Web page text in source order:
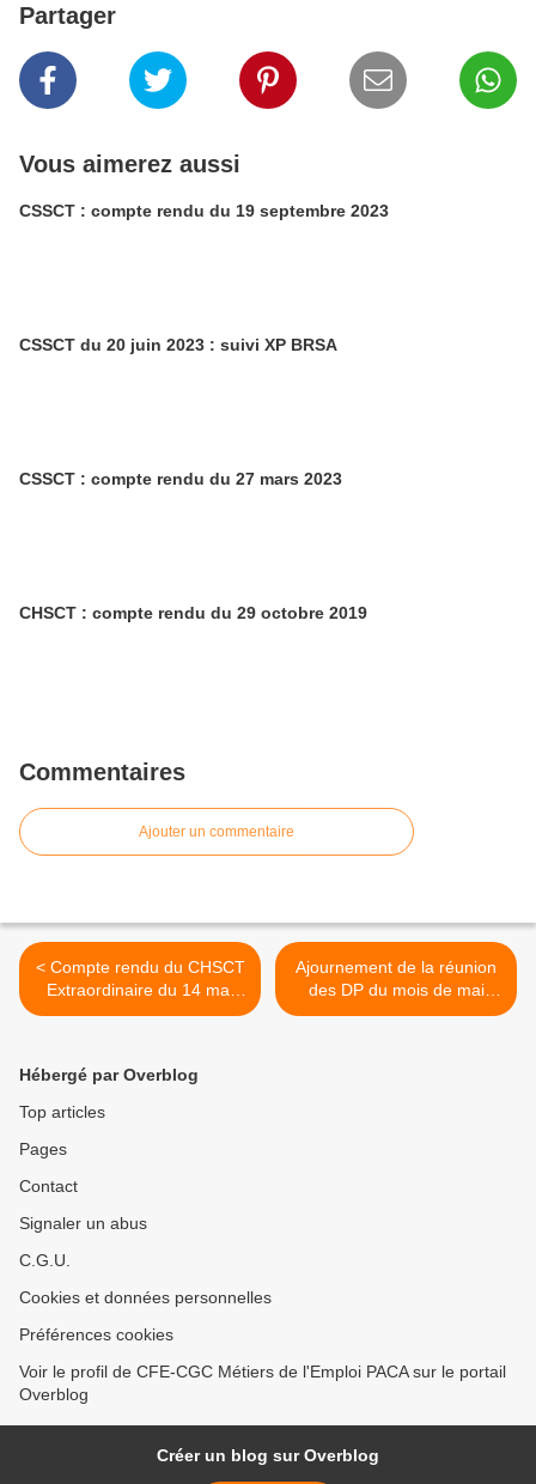
Partager
Vous aimerez aussi
CSSCT : compte rendu du 19 septembre 2023
CSSCT du 20 juin 2023 : suivi XP BRSA
CSSCT : compte rendu du 27 mars 2023
CHSCT : compte rendu du 29 octobre 2019
Commentaires
Ajouter un commentaire
< Compte rendu du CHSCT
Extraordinaire du 14 mai
2014
Ajournement de la réunion
des DP du mois de mai
2014 >
Hébergé par Overblog
Top articles
Pages
Contact
Signaler un abus
C.G.U.
Cookies et données personnelles
Préférences cookies
Voir le profil de CFE-CGC Métiers de l'Emploi PACA sur le portail
Overblog
Créer un blog sur Overblog